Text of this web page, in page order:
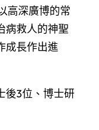
高深廣博的常
病救人的神聖
成長作出進
後3位、博士研